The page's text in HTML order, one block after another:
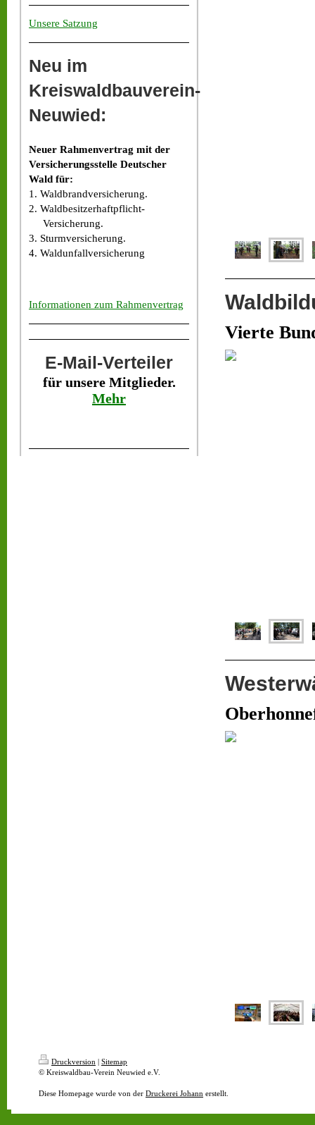
Unsere Satzung
Neu im
Kreiswaldbauverein-
Neuwied:
Neuer Rahmenvertrag mit der
Versicherungsstelle Deutscher
Wald für:
1. Waldbrandversicherung.
2. Waldbesitzerhaftpflicht-
Versicherung.
3. Sturmversicherung.
4. Waldunfallversicherung
Informationen zum Rahmenvertrag
E-Mail-Verteiler
für unsere Mitglieder.
Mehr
Vierte
Druckversion | Sitemap
© Kreiswaldbau-Verein Neuwied e.V.
Diese Homepage wurde von der Druckerei Johann erstellt.